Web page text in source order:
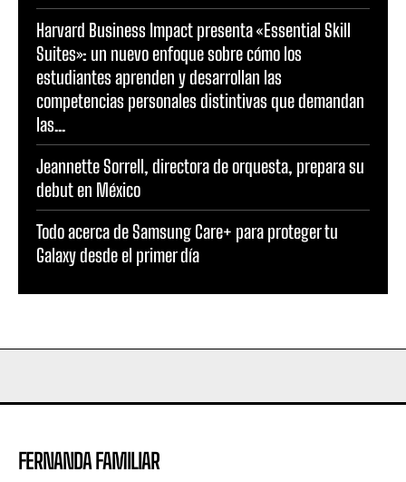
Harvard Business Impact presenta «Essential Skill
Suites»: un nuevo enfoque sobre cómo los
estudiantes aprenden y desarrollan las
competencias personales distintivas que demandan
las...
Jeannette Sorrell, directora de orquesta, prepara su
debut en México
Todo acerca de Samsung Care+ para proteger tu
Galaxy desde el primer día
FERNANDA FAMILIAR